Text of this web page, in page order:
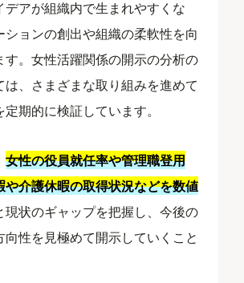
デアが組織内で生まれやすくな
ションの創出や組織の柔軟性を向
す。女性活躍関係の開示の分析の
は、さまざまな取り組みを進めて
期的に検証しています。
女性の役員就任率や管理職登用
や介護休暇の取得状況などを数値
現状のギャップを把握し、今後の
向性を見極めて開示していくこと